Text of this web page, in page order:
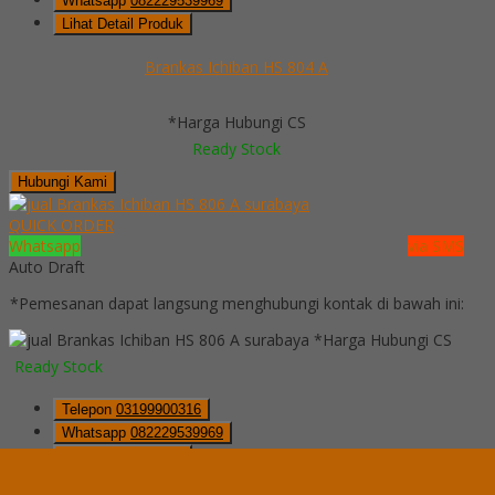
Lihat Detail Produk
Brankas Ichiban HS 804 A
*Harga Hubungi CS
Ready Stock
Hubungi Kami
QUICK ORDER
Whatsapp
via SMS
Auto Draft
*Pemesanan dapat langsung menghubungi kontak di bawah ini:
*Harga Hubungi CS
Ready Stock
Telepon 03199900316
Whatsapp 082229539969